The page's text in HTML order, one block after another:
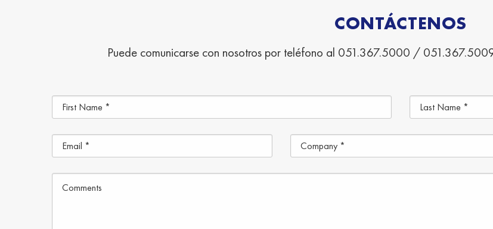
CONTÁCTENOS
Puede comunicarse con nosotros por teléfono al 051.367.5000 /